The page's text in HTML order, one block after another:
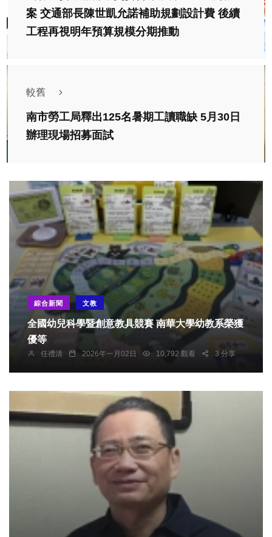
案 交通部長陳世凱允諾補助規劃設計費 後續
工程再視明年預算規模分期推動
較舊
南市勞工局釋出125名暑期工讀職缺 5月30日
辦理現場招募面試
綜合新聞 文教
全國幼兒科學暨創意教具競賽 南華大學幼教系榮獲
優等
任禮清 2026年一月02日 10,792 觀看 3 分享